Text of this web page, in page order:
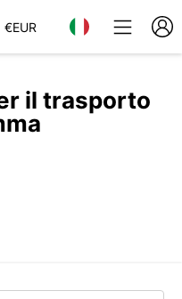
€EUR
il trasporto